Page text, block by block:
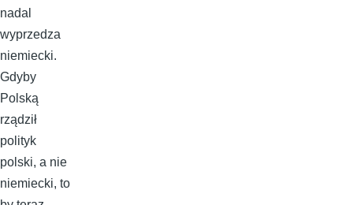
nadal
wyprzedza
niemiecki.
Gdyby
Polską
rządził
polityk
polski, a nie
niemiecki, to